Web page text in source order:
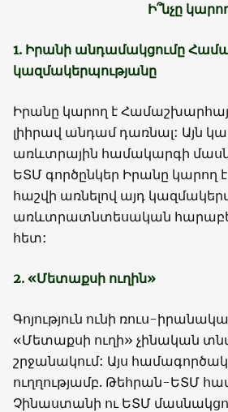
Ի՞նչը
1. Իրանի անդամակցումը
կազմակերպությանը
Իրանը կարող է
լիիրավ անդամ դառնալ: Այն
առևտրային համակարգի
ԵՏՄ գործընկեր Իրանը կարող
հաշվի առնելով այդ
առևտրատնտեսական
հետ:
2. «Մետաքսի ուղին»
Գոյություն ունի ռուս-
«Մետաքսի ուղի» չինական
շրջանակում: Այս
ուղղությամբ. Թեհրան-ԵՏՄ
Չինաստանի ու ԵՏՄ